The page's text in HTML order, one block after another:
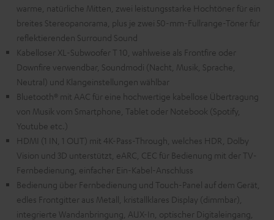
warme, natürliche Mitten, zwei leistungsstarke Hochtöner für ein
breites Stereopanorama, plus je zwei 50-mm-Fullrange-Töner für
reflektierenden Surround Sound
Kabelloser XL-Subwoofer T 10, wahlweise als Frontfire oder
Downfire verwendbar, Soundmodi (Nacht, Musik, Sprache,
Neutral) und Klangeinstellungen wählbar
Bluetooth® mit AAC für eine hochwertige kabellose Übertragung
von Musik vom Smartphone, Tablet oder Notebook (Spotify,
Youtube etc.)
HDMI (1 IN, 1 OUT) mit 4K-Pass-Through, welches HDR, Dolby
Vision und 3D unterstützt, eARC, CEC für Bedienung mit der TV-
Fernbedienung, einfacher Ein-Kabel-Anschluss
Bedienung über Fernbedienung und Touch-Panel auf dem Gerät,
edles Frontgitter aus Metall, kristallklares Display (dimmbar),
integrierte Wandanbringung, AUX-In, optischer Digitaleingang,